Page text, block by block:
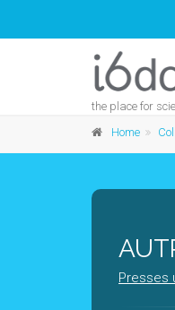
the place for
Home
Presses